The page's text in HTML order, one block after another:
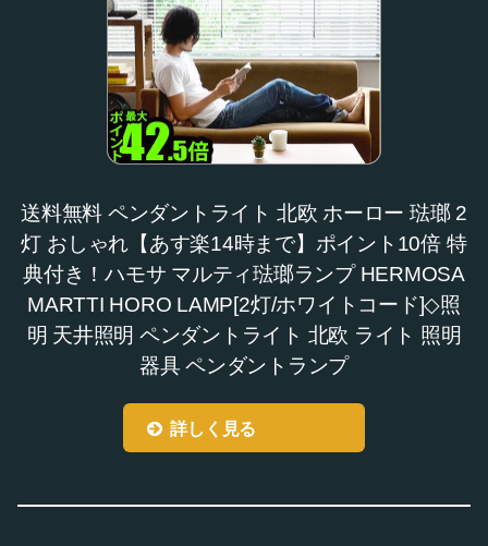
送料無料 ペンダントライト 北欧 ホーロー 琺瑯 2
灯 おしゃれ【あす楽14時まで】ポイント10倍 特
典付き！ハモサ マルティ琺瑯ランプ HERMOSA
MARTTI HORO LAMP[2灯/ホワイトコード]◇照
明 天井照明 ペンダントライト 北欧 ライト 照明
器具 ペンダントランプ
詳しく見る